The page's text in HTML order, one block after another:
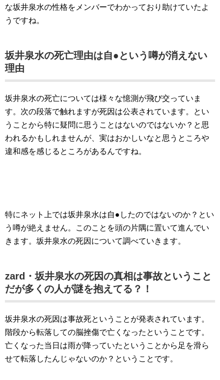
な坂井泉水の性格をメンバーでわかっており助けていたよ
うですね。
坂井泉水の死亡理由は自●という噂が消えない
理由
坂井泉水の死亡については様々な憶測が飛び交っていま
す。次の段落で触れますが死因は公表されています。とい
うことから特に疑問に思うことはないのではないか？と思
われるかもしれませんが、実はおかしいなと思うところや
違和感を感じるところがあるんですね。
特にネット上では坂井泉水は自●したのではないのか？とい
う噂が絶えません。このことを頭の片隅に置いて進んでい
きます。坂井泉水の死因について調べていきます。
zard・坂井泉水の死因の真相は事故ということ
だが多くの人が謎を抱えてる？！
坂井泉水の死因は事故死ということが発表されています。
階段から転落しての脳挫傷で亡くなったということです。
亡くなった当日は雨が降っていたということから足を滑ら
せて転落したんじゃないのか？ということです。